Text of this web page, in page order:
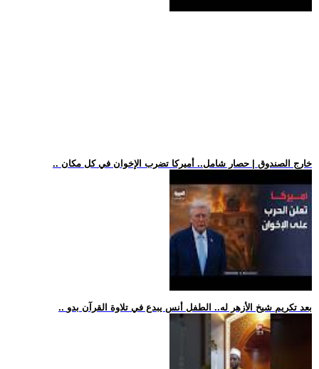
.. خارج الصندوق | حصار شامل.. أميركا تضرب الإخوان في كل مكان
.. بعد تكريم شيخ الأزهر له.. الطفل أنس يبدع في تلاوة القرآن بدو